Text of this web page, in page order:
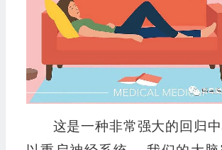
这是一种非常强大的回归